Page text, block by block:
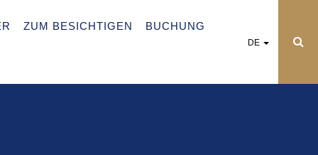
ZUM BESICHTIGEN BUCHUNG
DE